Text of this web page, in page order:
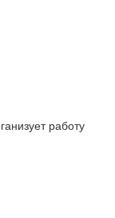
работу